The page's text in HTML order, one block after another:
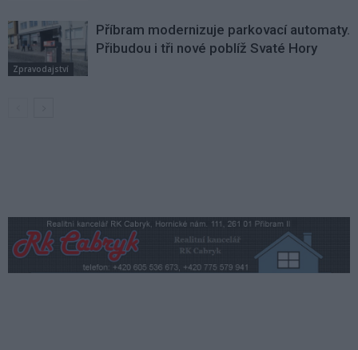
Zpravodajství
Příbram modernizuje parkovací automaty.
Přibudou i tři nové poblíž Svaté Hory